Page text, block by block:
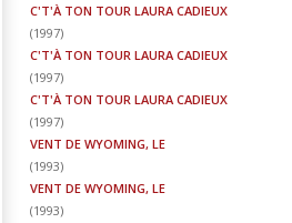
C'T'À TON TOUR LAURA CADIEUX
(1997)
C'T'À TON TOUR LAURA CADIEUX
(1997)
C'T'À TON TOUR LAURA CADIEUX
(1997)
VENT DE WYOMING, LE
(1993)
VENT DE WYOMING, LE
(1993)